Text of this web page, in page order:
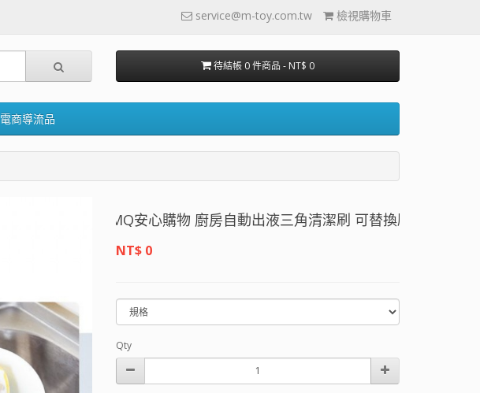
service@m-toy.com.tw 檢視購物車
待結帳 0 件商品 - NT$ 0
電商導流品
MQ安心購物 廚房自動出液三角清潔刷 可替換刷頭可加清潔劑
NT$ 0
Qty